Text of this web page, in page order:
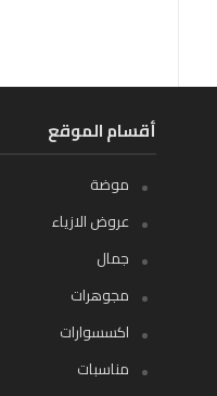
أقسام الموقع
موضة
عروض الازياء
جمال
مجوهرات
اكسسوارات
مناسبات